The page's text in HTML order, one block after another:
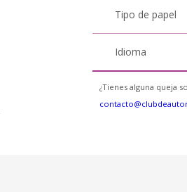
Tipo de papel
Idioma
¿Tienes alguna queja